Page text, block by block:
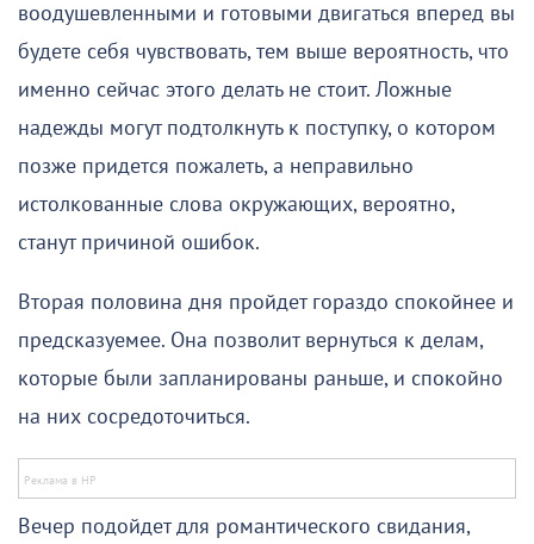
воодушевленными и готовыми двигаться вперед вы
будете себя чувствовать, тем выше вероятность, что
именно сейчас этого делать не стоит. Ложные
надежды могут подтолкнуть к поступку, о котором
позже придется пожалеть, а неправильно
истолкованные слова окружающих, вероятно,
станут причиной ошибок.
Вторая половина дня пройдет гораздо спокойнее и
предсказуемее. Она позволит вернуться к делам,
которые были запланированы раньше, и спокойно
на них сосредоточиться.
Вечер подойдет для романтического свидания,